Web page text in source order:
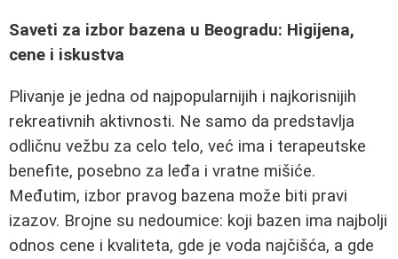
Saveti za izbor bazena u Beogradu: Higijena,
cene i iskustva
Plivanje je jedna od najpopularnijih i najkorisnijih
rekreativnih aktivnosti. Ne samo da predstavlja
odličnu vežbu za celo telo, već ima i terapeutske
benefite, posebno za leđa i vratne mišiće.
Međutim, izbor pravog bazena može biti pravi
izazov. Brojne su nedoumice: koji bazen ima najbolji
odnos cene i kvaliteta, gde je voda najčišća, a gde